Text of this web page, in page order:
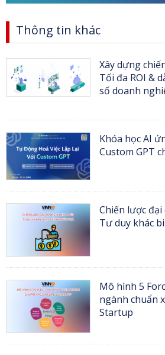
Thông tin khác
Xây dựng
Tối đa ROI &
số doanh
Khóa học AI
Custom GPT
Chiến lược
Tư duy khác
Mô hình 5
ngành chuẩn
Startup